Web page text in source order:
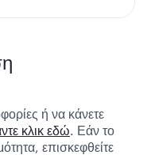
ή να κάνετε
κλικ εδώ. Εάν το
επισκεφθείτε